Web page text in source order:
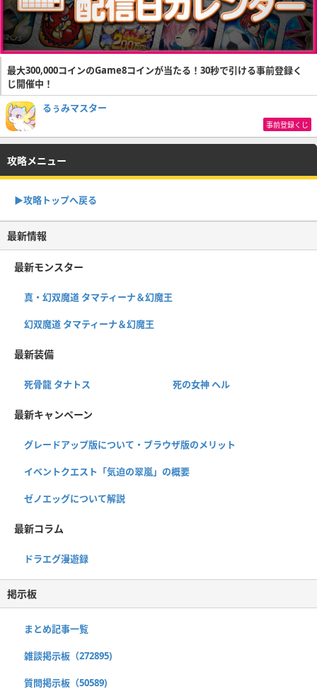
最大300,000コインのGame8コインが当たる！30秒で引ける事前登録く
じ開催中！
るぅみマスター
事前登録くじ
攻略メニュー
▶︎攻略トップへ戻る
最新情報
最新モンスター
真・幻双魔道 タマティーナ＆幻魔王
幻双魔道 タマティーナ＆幻魔王
最新装備
死骨龍 タナトス 死の女神 ヘル
最新キャンペーン
グレードアップ版について・ブラウザ版のメリット
イベントクエスト「気迫の翠嵐」の概要
ゼノエッグについて解説
最新コラム
ドラエグ漫遊録
掲示板
まとめ記事一覧
雑談掲示板（272895)
質問掲示板（50589)